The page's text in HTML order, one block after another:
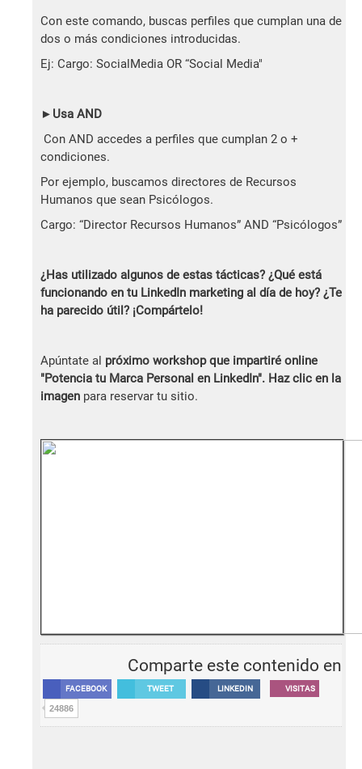
Con este comando, buscas perfiles que cumplan una de
dos o más condiciones introducidas.
Ej: Cargo: SocialMedia OR “Social Media"
► Usa AND
Con AND accedes a perfiles que cumplan 2 o +
condiciones.
Por ejemplo, buscamos directores de Recursos
Humanos que sean Psicólogos.
Cargo: “Director Recursos Humanos” AND “Psicólogos”
¿Has utilizado algunos de estas tácticas? ¿Qué está
funcionando en tu LinkedIn marketing al día de hoy? ¿Te
ha parecido útil? ¡Compártelo!
Apúntate al próximo workshop que impartiré online
"Potencia tu Marca Personal en LinkedIn". Haz clic en la
imagen para reservar tu sitio.
Comparte este contenido en
FACEBOOK TWEET LINKEDIN VISITAS
24886